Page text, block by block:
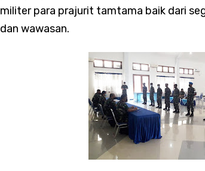
militer para prajurit tamtama baik dari
dan wawasan.